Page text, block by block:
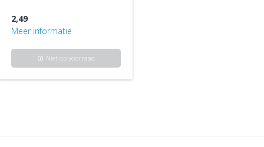
2,49
Meer informatie
info Niet op voorraad